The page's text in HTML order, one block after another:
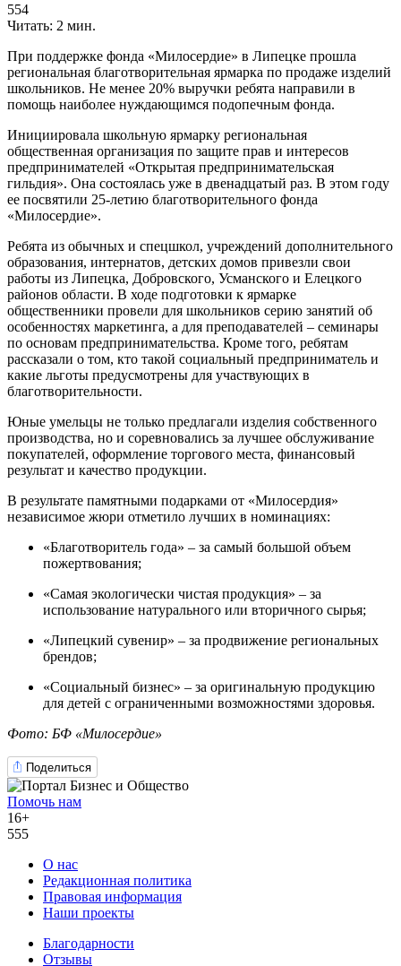
554
Читать: 2 мин.
При поддержке фонда «Милосердие» в Липецке прошла
региональная благотворительная ярмарка по продаже изделий
школьников. Не менее 20% выручки ребята направили в
помощь наиболее нуждающимся подопечным фонда.
Инициировала школьную ярмарку региональная
общественная организация по защите прав и интересов
предпринимателей «Открытая предпринимательская
гильдия». Она состоялась уже в двенадцатый раз. В этом году
ее посвятили 25-летию благотворительного фонда
«Милосердие».
Ребята из обычных и спецшкол, учреждений дополнительного
образования, интернатов, детских домов привезли свои
работы из Липецка, Добровского, Усманского и Елецкого
районов области. В ходе подготовки к ярмарке
общественники провели для школьников серию занятий об
особенностях маркетинга, а для преподавателей – семинары
по основам предпринимательства. Кроме того, ребятам
рассказали о том, кто такой социальный предприниматель и
какие льготы предусмотрены для участвующих в
благотворительности.
Юные умельцы не только предлагали изделия собственного
производства, но и соревновались за лучшее обслуживание
покупателей, оформление торгового места, финансовый
результат и качество продукции.
В результате памятными подарками от «Милосердия»
независимое жюри отметило лучших в номинациях:
«Благотворитель года» – за самый большой объем
пожертвования;
«Самая экологически чистая продукция» – за
использование натурального или вторичного сырья;
«Липецкий сувенир» – за продвижение региональных
брендов;
«Социальный бизнес» – за оригинальную продукцию
для детей с ограниченными возможностями здоровья.
Фото: БФ «Милосердие»
Поделиться
Помочь нам
16+
555
О нас
Редакционная политика
Правовая информация
Наши проекты
Благодарности
Отзывы